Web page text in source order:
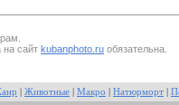
сайт kubanphoto.ru обязательна.
Животные Макро Натюрморт